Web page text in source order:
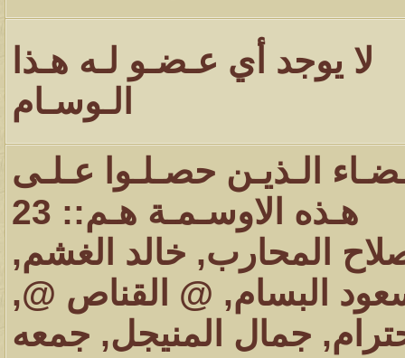
لا يوجد أي عـضـو لـه هـذا
الـوسـام
الـذيـن حصـلـوا عـلـى
هـذه الاوسـمـة هـم:: 23
المحارب, خالد الغشم,
البسام, @ القناص @,
, جمال المنيجل, جمعه